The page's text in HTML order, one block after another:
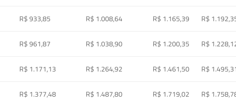
R$ 933,85 R$ 1.008,64 R$ 1.165,39 R$
R$ 961,87 R$ 1.038,90 R$ 1.200,35 R$
R$ 1.171,13 R$ 1.264,92 R$ 1.461,50 R$
R$ 1.377,48 R$ 1.487,80 R$ 1.719,02 R$